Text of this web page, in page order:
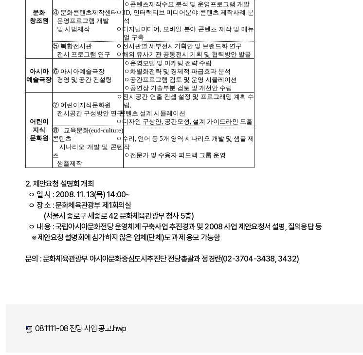
문화
창조원
④ 문화콘텐츠제작센터
운영프로그램 개발
및 시범제작
ㅇ콘텐츠제작수요 분석 및 운영프로그램 개발
ㅇ3D, 인터랙티브 미디어분야 콘텐츠 제작사례 분
석
ㅇ 디지털미디어, 모바일 분야 콘텐츠 제작 및 매뉴
얼 구축
⑤ 복합전시관
전시 프로그램 연구
ㅇ전시관별세부전시기획안 및 브랜드화 연구
ㅇ해외 유사기관 공동전시 기획 및 협력방안 발굴
아시아
예술극장
⑥ 아시아예술극장
경영 및 공간 컨설팅
ㅇ운영모델 및 마케팅 전략 수립
ㅇ차별화전략 및 경제적 파급효과 분석
ㅇ공간프로그램 검토 및 운영 시뮬레이션
ㅇ공연장 기술부분 검토 및 개선안 수립
어린이
지식
문화원
⑦ 어린이지식문화원
전시공간 구성방안 연구
ㅇ전시공간 연출 컨셉 설정 및 프로그래밍 계획 수
립,
콘텐츠 설계 시뮬레이션
ㅇ 디자인 구상안, 공간모형, 설계 가이드라인 도출
⑧ 교육문화(eud-culture)
콘텐츠
시나리오 개발 및 콘텐
츠
샘플제작
ㅇ 수리, 언어 등 5개 영역 시나리오 개발 및 샘플 제
작
ㅇ전문가 및 수용자 피드백 그룹 운영
2. 제안요청 설명회 개최
ㅇ 일 시 : 2008. 11. 13(목) 14:00~
ㅇ 장 소 : 문화체육관광부 제1회의실
(서울시 종로구 세종로 42 문화체육관광부 청사 5층)
ㅇ 내 용 : 국립아시아문화전당 운영체계 구축사업 추진경과 및 2008 사업 제안요청서 설명, 질의응답 등
※ 제안요청 설명회에 참가하지 않은 업체(단체)도 과제 응모 가능함
문의 : 문화체육관광부 아시아문화중심도시추진단 전당총괄과 정경란(02-3704-3438, 3432)
081111-08 전당 사업 공고.hwp